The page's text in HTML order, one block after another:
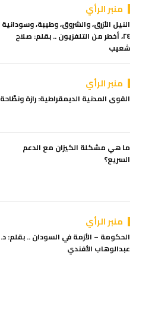
منبر الرأي
النيل الأزرق، والشروق، وطيبة، وسودانية
٢٤، أخطر من التلفزيون .. بقلم: صلاح
شعيب
منبر الرأي
القوى المدنية الديمقراطية: رازة ونطّاحة
ما هي مشكلة الكيزان مع الدعم
السريع؟
منبر الرأي
الحكومة – الأزمة في السودان .. بقلم: د.
عبدالوهاب الأفندي